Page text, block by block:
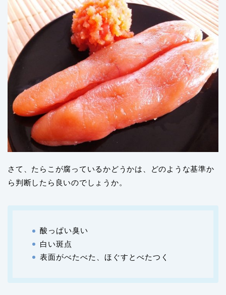
さて、たらこが腐っているかどうかは、どのような基準か
ら判断したら良いのでしょうか。
酸っぱい臭い
白い斑点
表面がべたべた、ほぐすとべたつく